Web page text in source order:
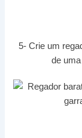
5- Crie um
de